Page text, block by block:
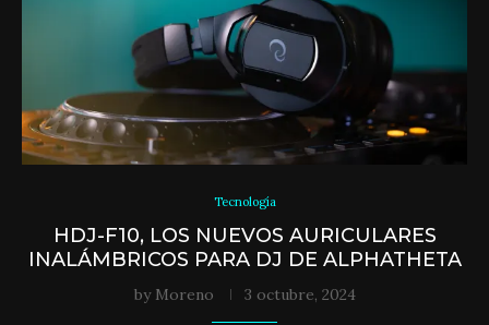
Tecnología
HDJ-F10, LOS NUEVOS AURICULARES
INALÁMBRICOS PARA DJ DE ALPHATHETA
by Moreno 3 octubre, 2024